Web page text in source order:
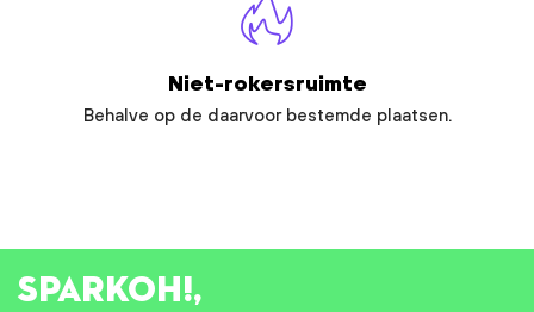
Niet-rokersruimte
Behalve op de daarvoor bestemde plaatsen.
SPARKOH!,